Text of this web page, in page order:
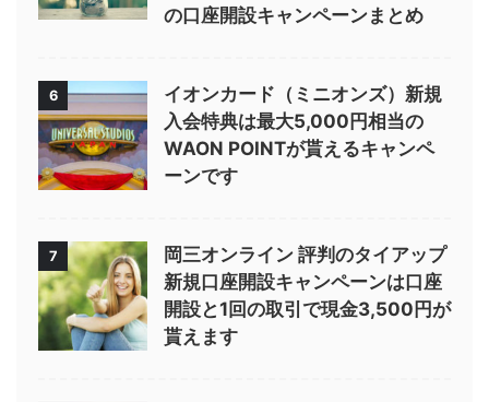
の口座開設キャンペーンまとめ
6
イオンカード（ミニオンズ）新規
入会特典は最大5,000円相当の
WAON POINTが貰えるキャンペ
ーンです
7
岡三オンライン 評判のタイアップ
新規口座開設キャンペーンは口座
開設と1回の取引で現金3,500円が
貰えます